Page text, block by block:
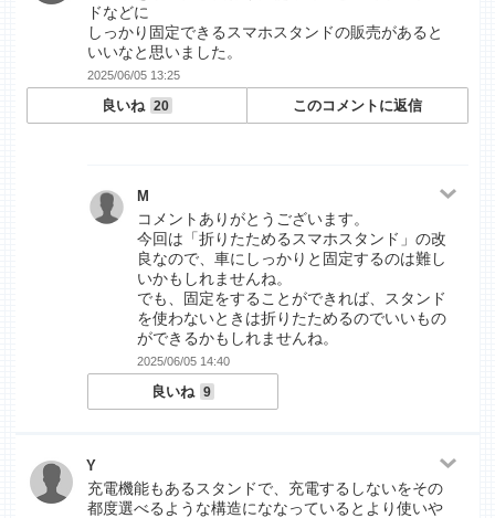
ドなどに
しっかり固定できるスマホスタンドの販売があると
いいなと思いました。
2025/06/05 13:25
良いね 20 このコメントに返信
M
コメントありがとうございます。
今回は「折りたためるスマホスタンド」の改
良なので、車にしっかりと固定するのは難し
いかもしれませんね。
でも、固定をすることができれば、スタンド
を使わないときは折りたためるのでいいもの
ができるかもしれませんね。
2025/06/05 14:40
良いね 9
Y
充電機能もあるスタンドで、充電するしないをその
都度選べるような構造にななっているとより使いや